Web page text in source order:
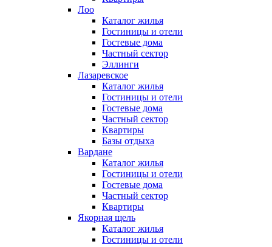
Лоо
Каталог жилья
Гостиницы и отели
Гостевые дома
Частный сектор
Эллинги
Лазаревское
Каталог жилья
Гостиницы и отели
Гостевые дома
Частный сектор
Квартиры
Базы отдыха
Вардане
Каталог жилья
Гостиницы и отели
Гостевые дома
Частный сектор
Квартиры
Якорная щель
Каталог жилья
Гостиницы и отели